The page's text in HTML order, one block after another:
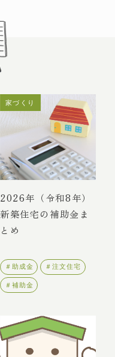
家づくり
2026年（令和8年）
新築住宅の補助金ま
とめ
＃助成金 ＃注文住宅
＃補助金